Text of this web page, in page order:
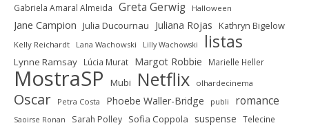
Gabriela Amaral Almeida Greta Gerwig Halloween
Jane Campion Julia Ducournau Juliana Rojas Kathryn Bigelow
Kelly Reichardt Lana Wachowski Lilly Wachowski listas
Lynne Ramsay Lúcia Murat Margot Robbie Marielle Heller
MostraSP Mubi Netflix olhardecinema
Oscar Petra Costa Phoebe Waller-Bridge publi romance
Saoirse Ronan Sarah Polley Sofia Coppola suspense Telecine